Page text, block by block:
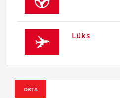
Lüks
ORTA